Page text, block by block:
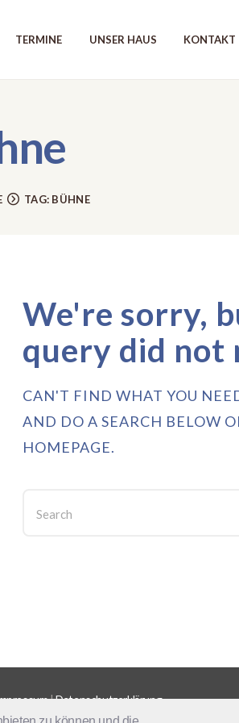
TERMINE UNSER HAUS KONTAKT
TAG: BÜHNE
We're sorry,
query did not
CAN'T FIND WHAT YOU
AND DO A SEARCH BELOW
HOMEPAGE.
|Datenschutzerklärung.